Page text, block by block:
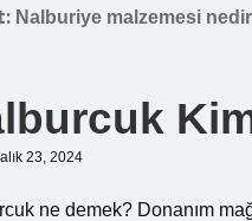
Nalburiye malzemesi nedir
23, 2024
ne demek? Donanım